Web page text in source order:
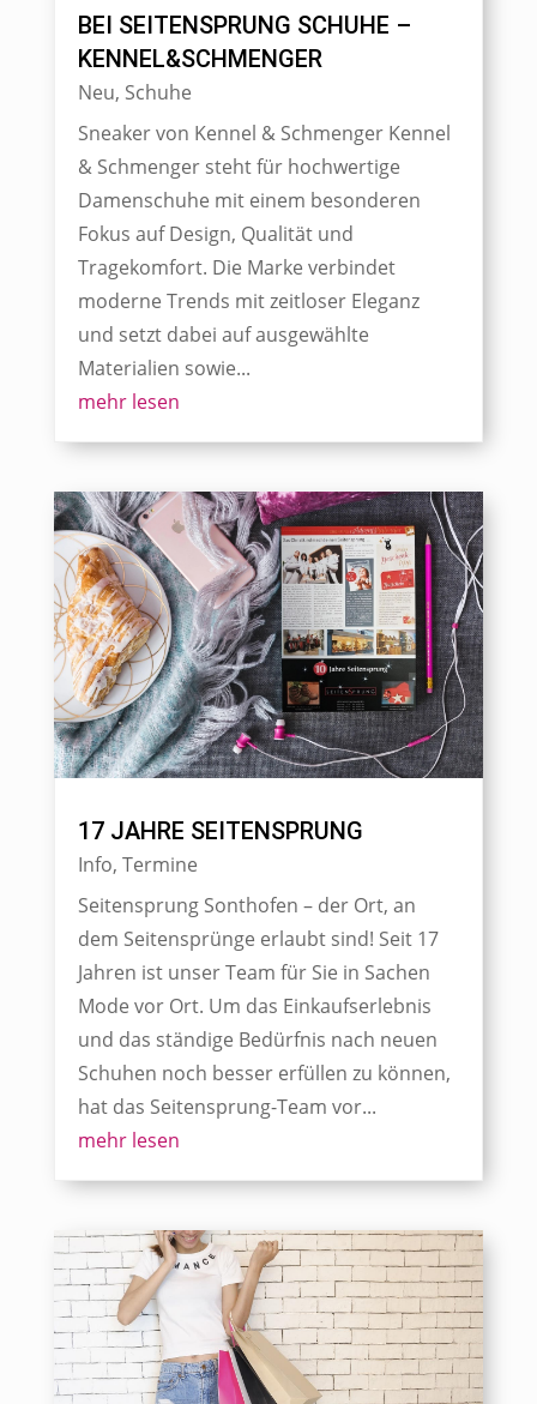
BEI SEITENSPRUNG SCHUHE –
KENNEL&SCHMENGER
Neu, Schuhe
Sneaker von Kennel & Schmenger Kennel
& Schmenger steht für hochwertige
Damenschuhe mit einem besonderen
Fokus auf Design, Qualität und
Tragekomfort. Die Marke verbindet
moderne Trends mit zeitloser Eleganz
und setzt dabei auf ausgewählte
Materialien sowie...
mehr lesen
17 JAHRE SEITENSPRUNG
Info, Termine
Seitensprung Sonthofen – der Ort, an
dem Seitensprünge erlaubt sind! Seit 17
Jahren ist unser Team für Sie in Sachen
Mode vor Ort. Um das Einkaufserlebnis
und das ständige Bedürfnis nach neuen
Schuhen noch besser erfüllen zu können,
hat das Seitensprung-Team vor...
mehr lesen